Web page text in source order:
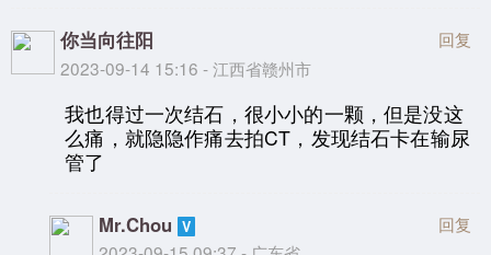
你当向往阳
2023-09-14 15:16 - 江西省赣州市
回复
我也得过一次结石，很小小的一颗，但是没这
么痛，就隐隐作痛去拍CT，发现结石卡在输尿
管了
Mr.Chou 回复